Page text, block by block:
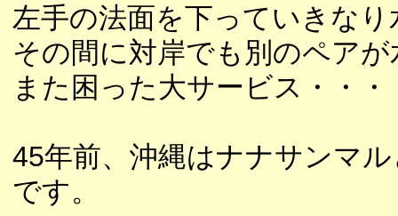
左手の法面を下っていきなり
その間に対岸でも別のペア
また困った大サービス・・・
45年前、沖縄はナナサンマ
です。